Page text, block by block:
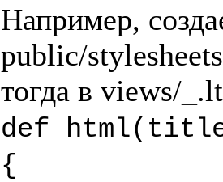
Например,
public/
def
{